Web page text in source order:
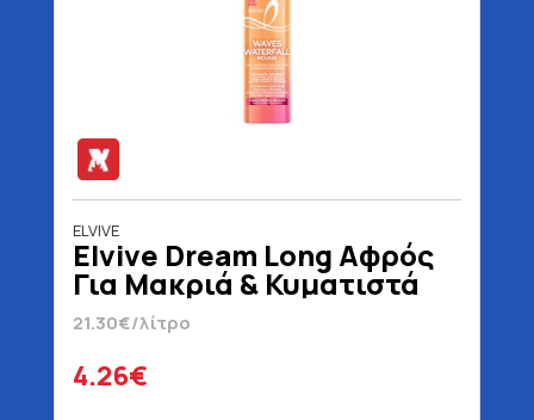
ELVIVE
Elvive Dream Long Αφρός
Για Μακριά & Κυματιστά
Μαλλιά 200 ml
21.30€/λίτρο
4.26€